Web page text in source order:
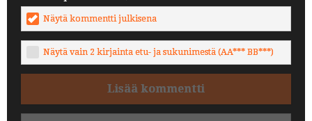
Näytä kommentti julkisena
Näytä vain 2 kirjainta etu- ja sukunimestä (AA*** BB***)
Lisää kommentti